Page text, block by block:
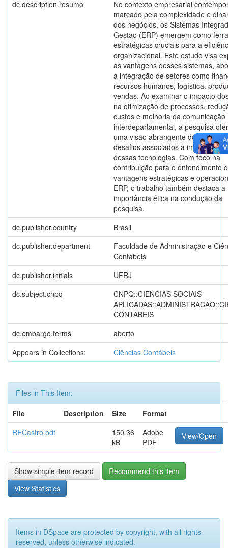
dc.description.resumo
No contexto empresarial
marcado pela complexidade e
dos negócios, os Sistemas
Gestão (ERP) emergem como
estratégicas cruciais para a
organizacional. Este estudo visa
as vantagens desses sistemas,
a integração de setores como
recursos humanos, logística,
vendas. Ao examinar o impacto
na otimização de processos,
custos e melhoria da comunicação
interdepartamental, a pesquisa
uma visão abrangente dos
desafios associados à
dessas tecnologias. Com foco na
contribuição para o entendimento
vantagens estratégicas e
ERP, o trabalho também destaca a
importância ética na condução da
pesquisa.
dc.publisher.country
Brasil
dc.publisher.department
Faculdade de Administração e
Contábeis
dc.publisher.initials
UFRJ
dc.subject.cnpq
CNPQ::CIENCIAS SOCIAIS
CONTABEIS
dc.embargo.terms
aberto
Appears in Collections:
Ciências Contábeis
Files in This Item:
File
Description Size
Format
RFCastro.pdf
150.36
kB
Adobe
PDF
View/Open
Show simple item record
Recommend this item
View Statistics
Items in DSpace are protected by copyright, with all rights
reserved, unless otherwise indicated.